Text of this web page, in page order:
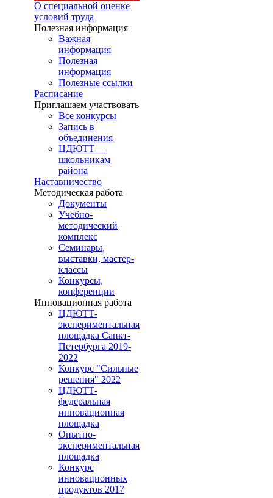
О специальной оценке
условий труда
Полезная информация
Важная
информация
Полезная
информация
Полезные ссылки
Расписание
Приглашаем участвовать
Все конкурсы
Запись в
объединения
ЦДЮТТ —
школьникам
района
Наставничество
Методическая работа
Документы
Учебно-
методический
комплекс
Семинары,
выставки, мастер-
классы
Конкурсы,
конференции
Инновационная работа
ЦДЮТТ-
экспериментальная
площадка Санкт-
Петербурга 2019-
2022
Конкурс "Сильные
решения" 2022
ЦДЮТТ-
федеральная
инновационная
площадка
Опытно-
экспериментальная
площадка
Конкурс
инновационных
продуктов 2017